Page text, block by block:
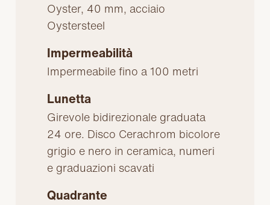
Oyster, 40 mm, acciaio
Oystersteel
Impermeabilità
Impermeabile fino a 100 metri
Lunetta
Girevole bidirezionale graduata
24 ore. Disco Cerachrom bicolore
grigio e nero in ceramica, numeri
e graduazioni scavati
Quadrante